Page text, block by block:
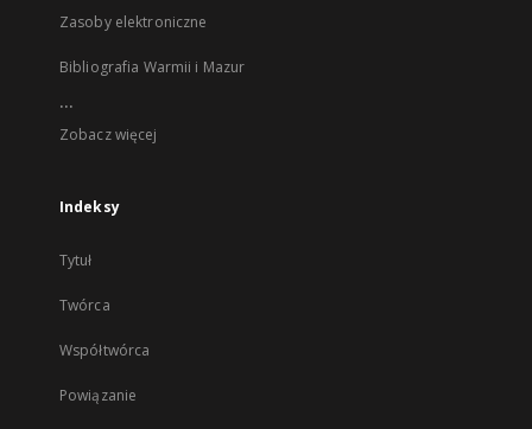
Zasoby elektroniczne
Bibliografia Warmii i Mazur
...
Zobacz więcej
Indeksy
Tytuł
Twórca
Współtwórca
Powiązanie